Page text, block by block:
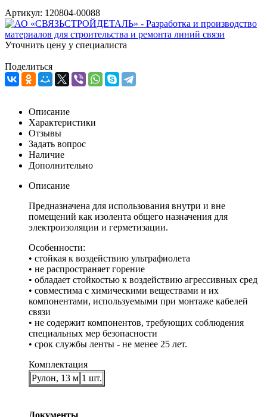
Артикул: 120804-00088
Уточнить цену у специалиста
Поделиться
Описание
Характеристики
Отзывы
Задать вопрос
Наличие
Дополнительно
Описание
Предназначена для использования внутри и вне
помещений как изолента общего назначения для
электроизоляции и герметизации.
Особенности:
• стойкая к воздействию ультрафиолета
• не распространяет горение
• обладает стойкостью к воздействию агрессивных сред
• совместима с химическими веществами и их
компонентами, используемыми при монтаже кабелей
связи
• не содержит компонентов, требующих соблюдения
специальных мер безопасности
• срок службы ленты - не менее 25 лет.
Комплектация
Рулон, 13 м 1 шт.